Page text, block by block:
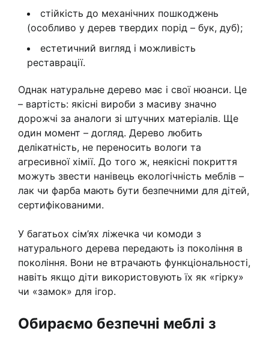
стійкість до механічних пошкоджень
(особливо у дерев твердих порід – бук, дуб);
естетичний вигляд і можливість
реставрації.
Однак натуральне дерево має і свої нюанси. Це
– вартість: якісні вироби з масиву значно
дорожчі за аналоги зі штучних матеріалів. Ще
один момент – догляд. Дерево любить
делікатність, не переносить вологи та
агресивної хімії. До того ж, неякісні покриття
можуть звести нанівець екологічність меблів –
лак чи фарба мають бути безпечними для дітей,
сертифікованими.
У багатьох сім’ях ліжечка чи комоди з
натурального дерева передають із покоління в
покоління. Вони не втрачають функціональності,
навіть якщо діти використовують їх як «гірку»
чи «замок» для ігор.
Обираємо безпечні меблі з